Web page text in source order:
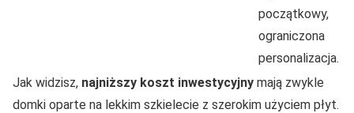
początkowy,
ograniczona
personalizacja.
Jak widzisz, najniższy koszt inwestycyjny mają zwykle
domki oparte na lekkim szkielecie z szerokim użyciem płyt.